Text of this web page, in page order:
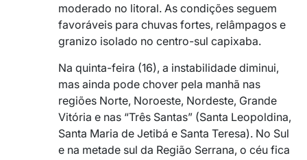
moderado no litoral. As condições seguem
favoráveis para chuvas fortes, relâmpagos e
granizo isolado no centro-sul capixaba.
Na quinta-feira (16), a instabilidade diminui,
mas ainda pode chover pela manhã nas
regiões Norte, Noroeste, Nordeste, Grande
Vitória e nas “Três Santas” (Santa Leopoldina,
Santa Maria de Jetibá e Santa Teresa). No Sul
e na metade sul da Região Serrana, o céu fica